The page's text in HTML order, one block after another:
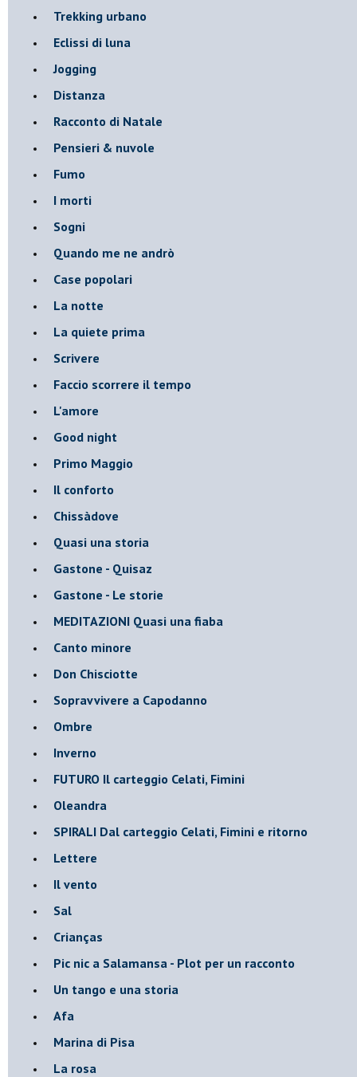
Trekking urbano
Eclissi di luna
Jogging
Distanza
Racconto di Natale
Pensieri & nuvole
Fumo
I morti
Sogni
Quando me ne andrò
Case popolari
La notte
La quiete prima
Scrivere
Faccio scorrere il tempo
L'amore
Good night
Primo Maggio
Il conforto
Chissàdove
Quasi una storia
Gastone - Quisaz
Gastone - Le storie
MEDITAZIONI Quasi una fiaba
Canto minore
Don Chisciotte
Sopravvivere a Capodanno
Ombre
Inverno
FUTURO Il carteggio Celati, Fimini
Oleandra
SPIRALI Dal carteggio Celati, Fimini e ritorno
Lettere
Il vento
Sal
Crianças
Pic nic a Salamansa - Plot per un racconto
Un tango e una storia
Afa
Marina di Pisa
La rosa